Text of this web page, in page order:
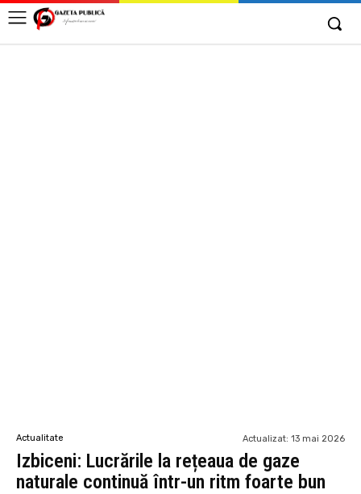
Actualitate Actualizat: 13 mai 2026
Izbiceni: Lucrările la rețeaua de gaze
naturale continuă într-un ritm foarte bun